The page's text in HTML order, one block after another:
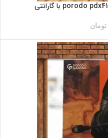
تومان